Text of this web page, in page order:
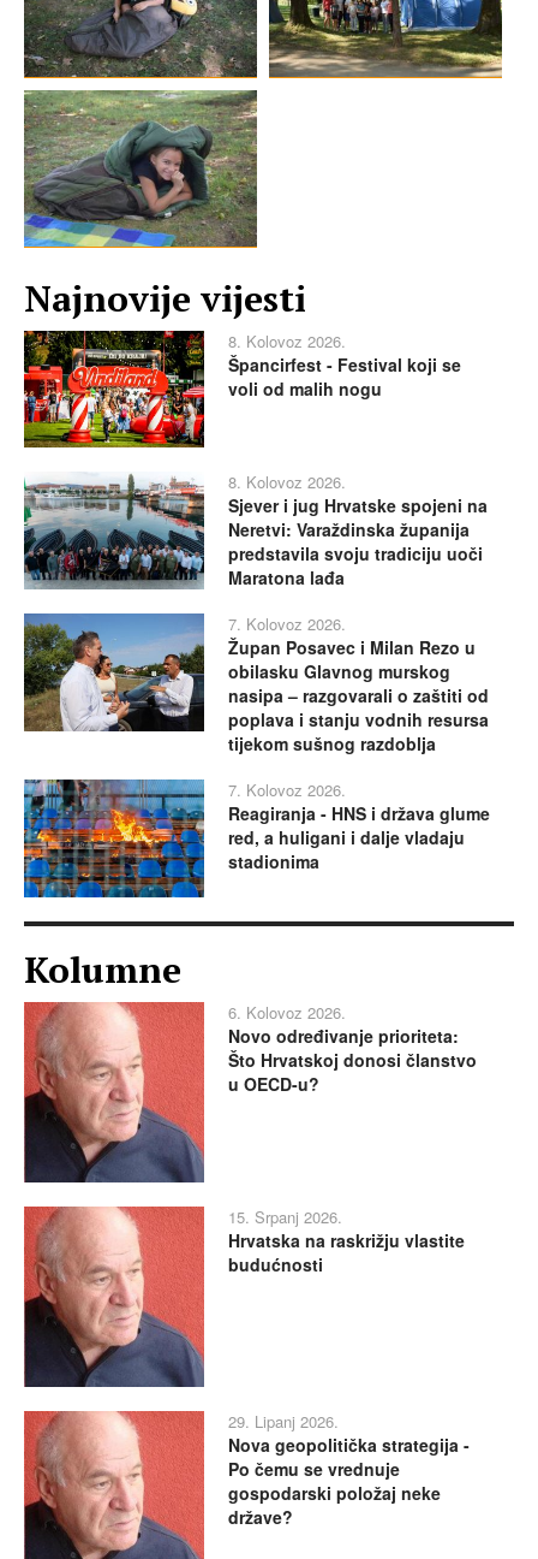
Najnovije vijesti
8. Kolovoz 2026.
Špancirfest - Festival koji se
voli od malih nogu
8. Kolovoz 2026.
Sjever i jug Hrvatske spojeni na
Neretvi: Varaždinska županija
predstavila svoju tradiciju uoči
Maratona lađa
7. Kolovoz 2026.
Župan Posavec i Milan Rezo u
obilasku Glavnog murskog
nasipa – razgovarali o zaštiti od
poplava i stanju vodnih resursa
tijekom sušnog razdoblja
7. Kolovoz 2026.
Reagiranja - HNS i država glume
red, a huligani i dalje vladaju
stadionima
Kolumne
6. Kolovoz 2026.
Novo određivanje prioriteta:
Što Hrvatskoj donosi članstvo
u OECD-u?
15. Srpanj 2026.
Hrvatska na raskrižju vlastite
budućnosti
29. Lipanj 2026.
Nova geopolitička strategija -
Po čemu se vrednuje
gospodarski položaj neke
države?